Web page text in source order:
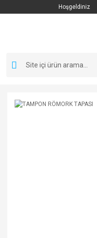
Hoşgeldiniz